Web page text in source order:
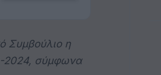
Συμβούλιο η
2024, σύμφωνα